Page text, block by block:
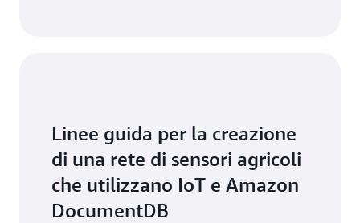
Linee guida per la creazione
di una rete di sensori agricoli
che utilizzano IoT e Amazon
DocumentDB